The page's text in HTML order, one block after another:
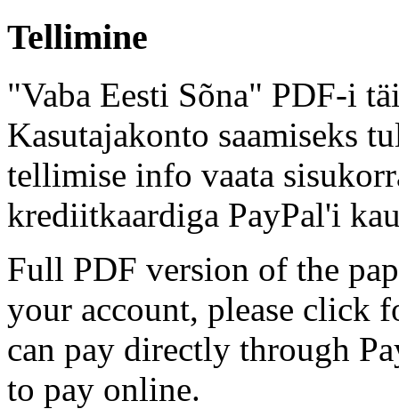
Tellimine
"Vaba Eesti Sõna" PDF-i
Kasutajakonto saamiseks
tellimise info vaata
krediitkaardiga PayPal'i
Full PDF version of the
your account, please click
can pay directly through
to pay online.